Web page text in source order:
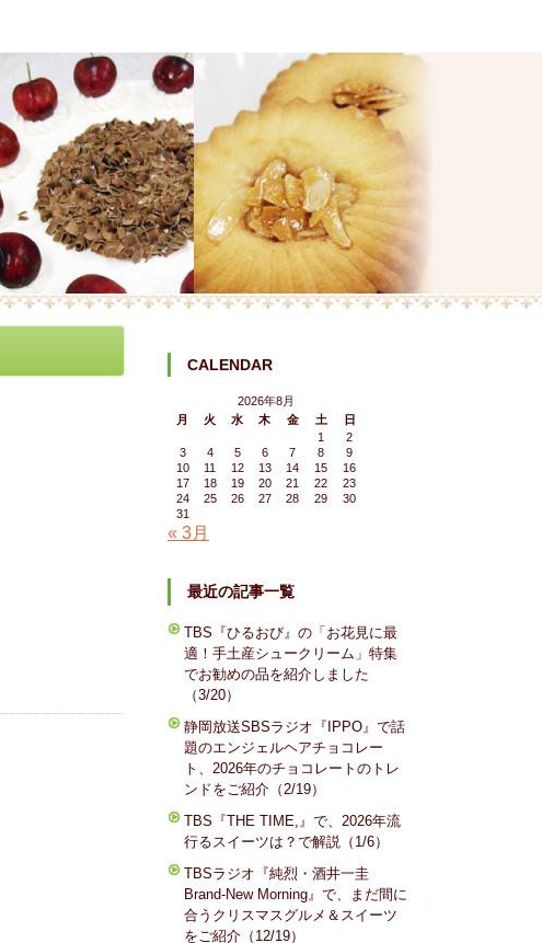
CALENDAR
2026年8月
月
火 水 木 金 土
日
1
2
3
4 5 6 7 8
9
10
11 12 13 14 15
16
17
18 19 20 21 22
23
24
25 26 27 28 29
30
31
« 3月
最近の記事一覧
TBS『ひるおび』の「お花見に最
適！手土産シュークリーム」特集
でお勧めの品を紹介しました
（3/20）
静岡放送SBSラジオ『IPPO』で話
題のエンジェルヘアチョコレー
ト、2026年のチョコレートのトレ
ンドをご紹介（2/19）
TBS『THE TIME,』で、2026年流
行るスイーツは？で解説（1/6）
TBSラジオ『純烈・酒井一圭
Brand-New Morning』で、まだ間に
合うクリスマスグルメ＆スイーツ
をご紹介（12/19）